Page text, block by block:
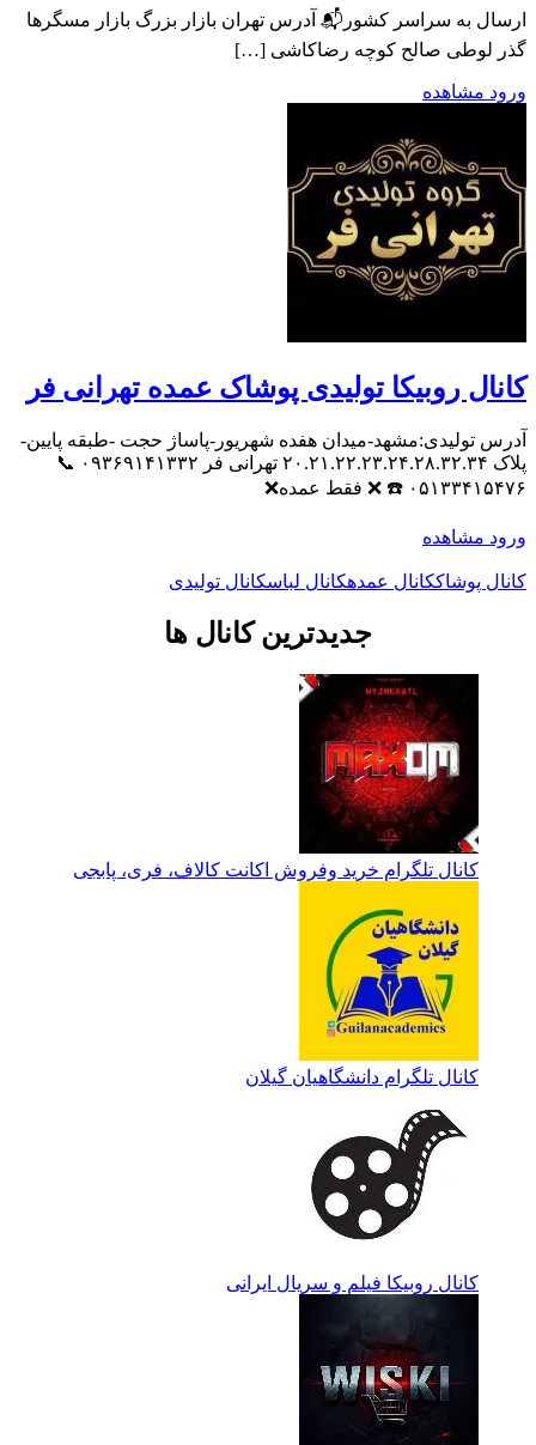
ارسال به سراسر کشور📬 آدرس تهران بازار بزرگ بازار مسگرها
گذر لوطی صالح کوچه رضاکاشی […]
ورود مشاهده
کانال روبیکا تولیدی پوشاک عمده تهرانی فر
آدرس تولیدی:مشهد-میدان هفده شهریور-پاساژ حجت -طبقه پایین-
پلاک ۲۰.۲۱.۲۲.۲۳.۲۴.۲۸.۳۲.۳۴ تهرانی فر ۰۹۳۶۹۱۴۱۳۳۲ 📞
۰۵۱۳۳۴۱۵۴۷۶ ☎️ ❌ فقط عمده❌
ورود مشاهده
کانال پوشاککانال عمدهکانال لباسکانال تولیدی
جدیدترین کانال ها
کانال تلگرام خرید وفروش اکانت کالاف، فری، پابجی
کانال تلگرام دانشگاهیان گیلان
کانال روبیکا فیلم و سریال ایرانی